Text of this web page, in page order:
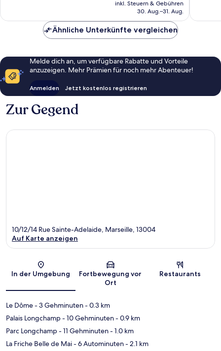
beträgt
inkl. Steuern & Gebühren
30. Aug.–31. Aug.
Ähnliche Unterkünfte vergleichen
Melde dich an, um verfügbare Rabatte und Vorteile
anzuzeigen. Mehr Prämien für noch mehr Abenteuer!
Anmelden Jetzt kostenlos registrieren
Zur Gegend
Karte
10/12/14 Rue Sainte-Adelaide, Marseille, 13004
Auf Karte anzeigen
In der Umgebung
Fortbewegung vor
Ort
Restaurants
Le Dôme- 3 Gehminuten- 0.3 km
Palais Longchamp- 10 Gehminuten- 0.9 km
Parc Longchamp- 11 Gehminuten- 1.0 km
La Friche Belle de Mai- 6 Autominuten- 2.1 km